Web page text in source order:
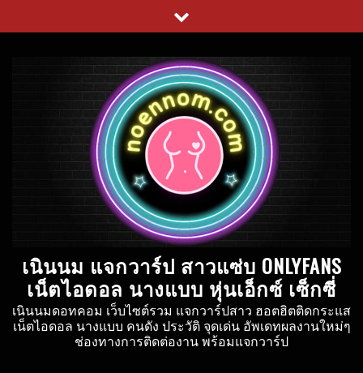
to
เนินนม แจกวาร์ป สาวแซ่บ ONLYFANS
เน็ตไอดอล นางแบบ หุ่นเอ็กซ์ เซ็กซี่
เนินนมดอทคอม เว็บไซต์รวม แจกวาร์ปสาว ฮอตฮิตติดกระแส
เน็ตไอดอล นางแบบ คนดัง ประวัติ จุดเด่น อัพเดทผลงานใหม่ๆ
ช่องทางการติดต่องาน พร้อมแจกวาร์ป